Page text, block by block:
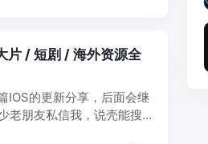
片 / 短剧 / 海外资源全
IOS的更新分享，后面会继
老朋友私信我，说壳能搜